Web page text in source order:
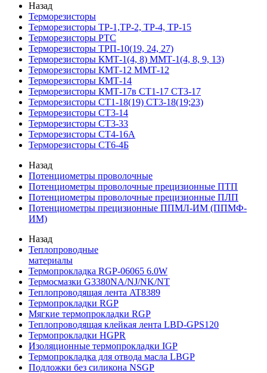
Назад
Терморезисторы
Терморезисторы ТР-1,ТР-2, ТР-4, ТР-15
Терморезисторы РТС
Терморезисторы ТРП-10(19, 24, 27)
Терморезисторы КМТ-1(4, 8) ММТ-1(4, 8, 9, 13)
Терморезисторы КМТ-12 ММТ-12
Терморезисторы КМТ-14
Терморезисторы КМТ-17в СТ1-17 СТ3-17
Терморезисторы СТ1-18(19) СТ3-18(19;23)
Терморезисторы СТ3-14
Терморезисторы СТ3-33
Терморезисторы СТ4-16А
Терморезисторы СТ6-4Б
Назад
Потенциометры проволочные
Потенциометры проволочные прецизионные ПТП
Потенциометры проволочные прецизионные ПЛП
Потенциометры прецизионные ППМЛ-ИМ (ППМФ-
ИМ)
Назад
Теплопроводные
материалы
Термопрокладка RGP-06065 6.0W
Термосмазки G3380NA/NJ/NK/NT
Теплопроводящая лента AT8389
Термопрокладки RGP
Мягкие термопрокладки RGP
Теплопроводящая клейкая лента LBD-GPS120
Термопрокладки HGPR
Изоляционные термопрокладки IGP
Термопрокладка для отвода масла LBGP
Подложки без силикона NSGP